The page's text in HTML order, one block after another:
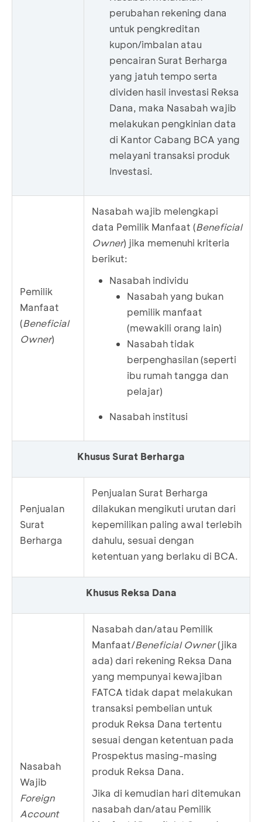
perubahan rekening dana
untuk pengkreditan
kupon/imbalan atau
pencairan Surat Berharga
yang jatuh tempo serta
dividen hasil investasi Reksa
Dana, maka Nasabah wajib
melakukan pengkinian data
di Kantor Cabang BCA yang
melayani transaksi produk
Investasi.
Pemilik
Manfaat
(Beneficial
Owner)
Nasabah wajib melengkapi
data Pemilik Manfaat (Beneficial
Owner) jika memenuhi kriteria
berikut:
Nasabah individu
Nasabah yang bukan
pemilik manfaat
(mewakili orang lain)
Nasabah tidak
berpenghasilan (seperti
ibu rumah tangga dan
pelajar)
Nasabah institusi
Khusus Surat Berharga
Penjualan
Surat
Berharga
Penjualan Surat Berharga
dilakukan mengikuti urutan dari
kepemilikan paling awal terlebih
dahulu, sesuai dengan
ketentuan yang berlaku di BCA.
Khusus Reksa Dana
Nasabah
Wajib
Foreign
Account
Nasabah dan/atau Pemilik
Manfaat/Beneficial Owner(jika
ada) dari rekening Reksa Dana
yang mempunyai kewajiban
FATCA tidak dapat melakukan
transaksi pembelian untuk
produk Reksa Dana tertentu
sesuai dengan ketentuan pada
Prospektus masing-masing
produk Reksa Dana.
Jika di kemudian hari ditemukan
nasabah dan/atau Pemilik